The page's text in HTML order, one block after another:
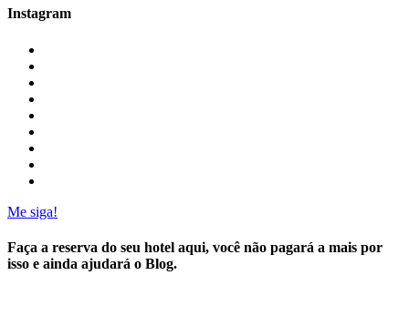
Instagram
Me siga!
Faça a reserva do seu hotel aqui, você não pagará a mais por
isso e ainda ajudará o Blog.